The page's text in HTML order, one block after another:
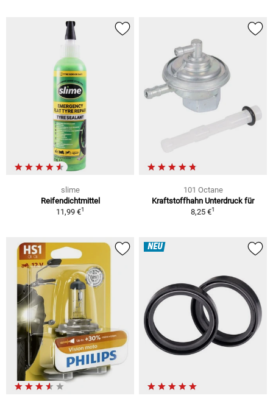
slime
Reifendichtmittel
11,99 €1
101 Octane
Kraftstoffhahn Unterdruck für
8,25 €1
NEU